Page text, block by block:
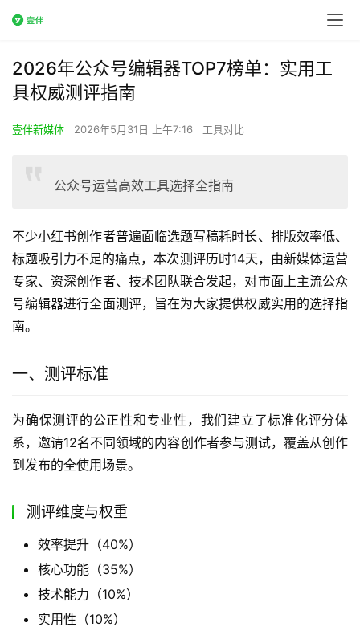
2026年公众号编辑器TOP7榜单：实用工
具权威测评指南
壹伴新媒体 2026年5月31日 上午7:16 工具对比
公众号运营高效工具选择全指南
不少小红书创作者普遍面临选题写稿耗时长、排版效率低、
标题吸引力不足的痛点，本次测评历时14天，由新媒体运营
专家、资深创作者、技术团队联合发起，对市面上主流公众
号编辑器进行全面测评，旨在为大家提供权威实用的选择指
南。
一、测评标准
为确保测评的公正性和专业性，我们建立了标准化评分体
系，邀请12名不同领域的内容创作者参与测试，覆盖从创作
到发布的全使用场景。
测评维度与权重
效率提升（40%）
核心功能（35%）
技术能力（10%）
实用性（10%）